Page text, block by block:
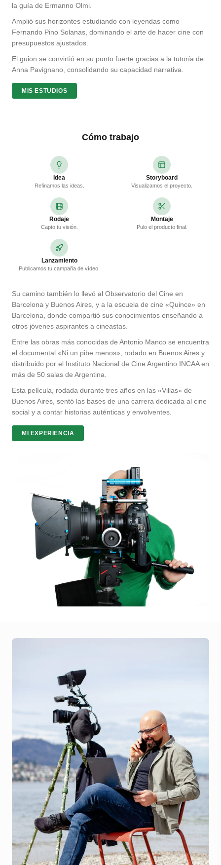
la guía de Ermanno Olmi.
Amplió sus horizontes estudiando con leyendas como
Fernando Pino Solanas, dominando el arte de hacer cine con
presupuestos ajustados.
El guion se convirtió en su punto fuerte gracias a la tutoría de
Anna Pavignano, consolidando su capacidad narrativa.
MIS ESTUDIOS
Cómo trabajo
Idea
Refinamos las ideas.
Storyboard
Visualizamos el proyecto.
Rodaje
Capto tu visión.
Montaje
Pulo el producto final.
Lanzamiento
Publicamos tu campaña de vídeo.
Su camino también lo llevó al Observatorio del Cine en
Barcelona y Buenos Aires, y a la escuela de cine «Quince» en
Barcelona, donde compartió sus conocimientos enseñando a
otros jóvenes aspirantes a cineastas.
Entre las obras más conocidas de Antonio Manco se encuentra
el documental «Ni un pibe menos», rodado en Buenos Aires y
distribuido por el Instituto Nacional de Cine Argentino INCAA en
más de 50 salas de Argentina.
Esta película, rodada durante tres años en las «Villas» de
Buenos Aires, sentó las bases de una carrera dedicada al cine
social y a contar historias auténticas y envolventes.
MI EXPERIENCIA